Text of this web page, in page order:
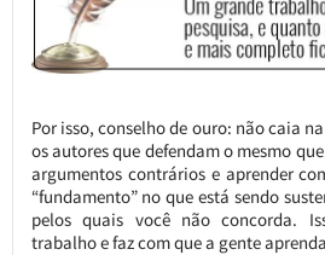
Por isso, conselho de ouro: não caia
os autores que defendam o mesmo
argumentos contrários e aprender
“fundamento” no que está sendo
pelos quais você não concorda.
trabalho e faz com que a gente